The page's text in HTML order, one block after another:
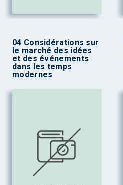
04 Considérations sur
le marché des idées
et des événements
dans les temps
modernes